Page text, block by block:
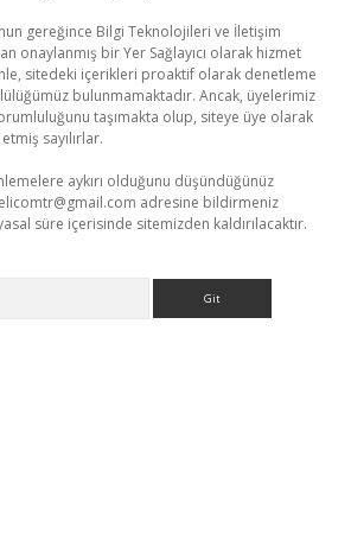
gereğince Bilgi Teknolojileri ve İletişim
onaylanmış bir Yer Sağlayıcı olarak hizmet
sitedeki içerikleri proaktif olarak denetleme
bulunmamaktadır. Ancak, üyelerimiz
taşımakta olup, siteye üye olarak
sayılırlar.
aykırı olduğunu düşündüğünüz
adresine bildirmeniz
süre içerisinde sitemizden kaldırılacaktır.